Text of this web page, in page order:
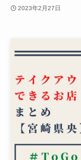
2023年2月27日